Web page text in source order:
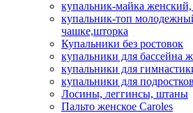
купальник-майка
купальник-топ
чашке,шторка
Купальники без ростовок
купальники для бассейна
купальники для
купальники для подростков
Лосины, леггинсы, штаны
Пальто женское Caroles